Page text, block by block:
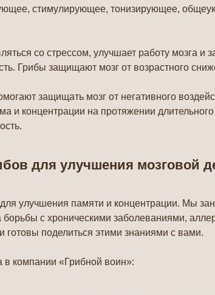
стимулирующее, тонизирующее,
со стрессом, улучшает работу мозга
Грибы защищают мозг от возрастного
защищать мозг от негативного
и концентрации на протяжении
для улучшения мозговой
улучшения памяти и концентрации. Мы
борьбы с хроническими заболеваниями,
готовы поделиться этими знаниями с вами.
в компании «Грибной воин»: